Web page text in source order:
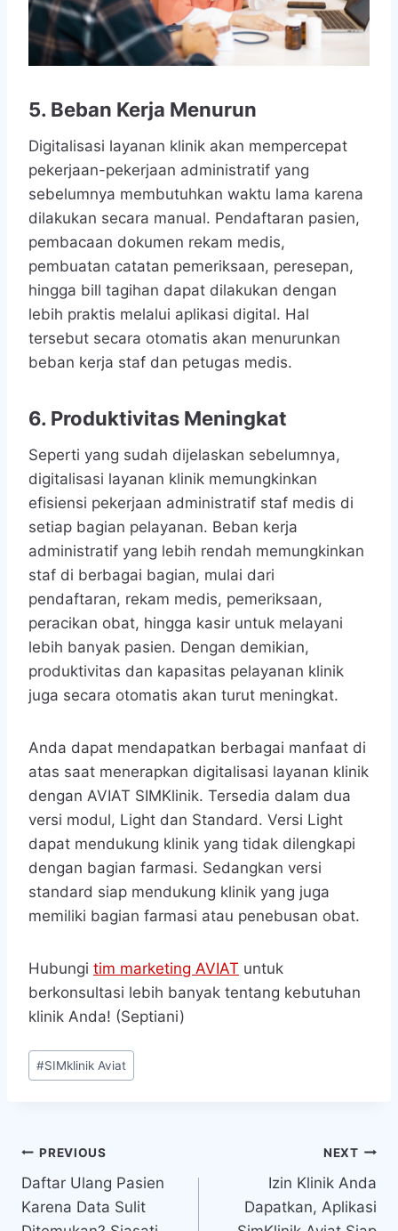
5. Beban Kerja Menurun
Digitalisasi layanan klinik akan mempercepat
pekerjaan-pekerjaan administratif yang
sebelumnya membutuhkan waktu lama karena
dilakukan secara manual. Pendaftaran pasien,
pembacaan dokumen rekam medis,
pembuatan catatan pemeriksaan, peresepan,
hingga bill tagihan dapat dilakukan dengan
lebih praktis melalui aplikasi digital. Hal
tersebut secara otomatis akan menurunkan
beban kerja staf dan petugas medis.
6. Produktivitas Meningkat
Seperti yang sudah dijelaskan sebelumnya,
digitalisasi layanan klinik memungkinkan
efisiensi pekerjaan administratif staf medis di
setiap bagian pelayanan. Beban kerja
administratif yang lebih rendah memungkinkan
staf di berbagai bagian, mulai dari
pendaftaran, rekam medis, pemeriksaan,
peracikan obat, hingga kasir untuk melayani
lebih banyak pasien. Dengan demikian,
produktivitas dan kapasitas pelayanan klinik
juga secara otomatis akan turut meningkat.
Anda dapat mendapatkan berbagai manfaat di
atas saat menerapkan digitalisasi layanan klinik
dengan AVIAT SIMKlinik. Tersedia dalam dua
versi modul, Light dan Standard. Versi Light
dapat mendukung klinik yang tidak dilengkapi
dengan bagian farmasi. Sedangkan versi
standard siap mendukung klinik yang juga
memiliki bagian farmasi atau penebusan obat.
Hubungi tim marketing AVIAT untuk
berkonsultasi lebih banyak tentang kebutuhan
klinik Anda! (Septiani)
Post
Tags:
#SIMklinik Aviat
Navigasi
pos
PREVIOUS
Daftar Ulang Pasien
Karena Data Sulit
NEXT
Izin Klinik Anda
Dapatkan, Aplikasi